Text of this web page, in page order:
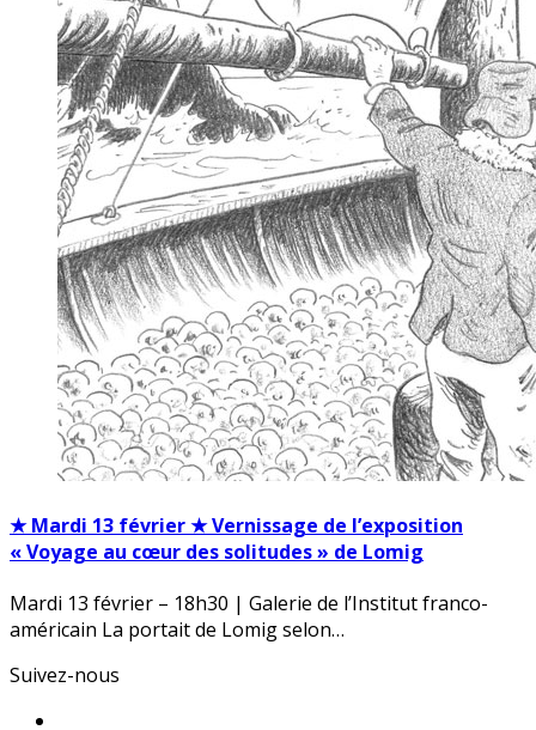
★ Mardi 13 février ★ Vernissage de l’exposition
« Voyage au cœur des solitudes » de Lomig
Mardi 13 février – 18h30 | Galerie de l’Institut franco-
américain La portait de Lomig selon…
Suivez-nous